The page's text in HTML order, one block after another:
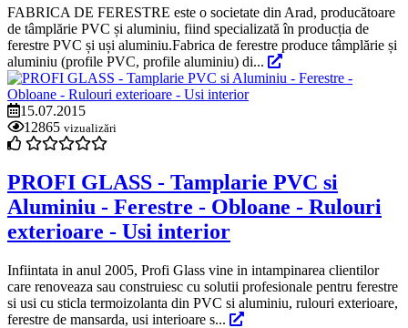
FABRICA DE FERESTRE este o societate din Arad, producătoare
de tâmplărie PVC și aluminiu, fiind specializată în producția de
ferestre PVC și uși aluminiu.Fabrica de ferestre produce tâmplărie și
aluminiu (profile PVC, profile aluminiu) di...
15.07.2015
12865 vizualizări
PROFI GLASS - Tamplarie PVC si
Aluminiu - Ferestre - Obloane - Rulouri
exterioare - Usi interior
Infiintata in anul 2005, Profi Glass vine in intampinarea clientilor
care renoveaza sau construiesc cu solutii profesionale pentru ferestre
si usi cu sticla termoizolanta din PVC si aluminiu, rulouri exterioare,
ferestre de mansarda, usi interioare s...